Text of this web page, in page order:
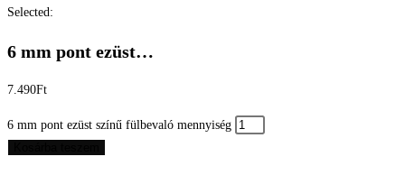
Selected:
6 mm pont ezüst…
7.490Ft
6 mm pont ezüst színű fülbevaló mennyiség